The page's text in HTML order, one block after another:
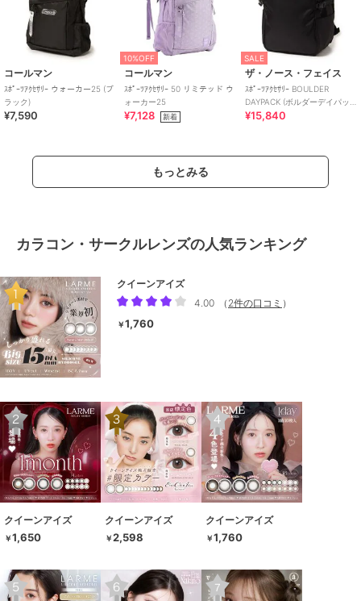
コールマン
ｽﾎﾟｰﾂｱｸｾｻﾘｰ ウォーカー25 (ブ
ラック)
¥7,590
10%OFF
コールマン
ｽﾎﾟｰﾂｱｸｾｻﾘｰ 50 リミテッド ウ
ォーカー25
¥7,128 新着
SALE
ザ・ノース・フェイス
ｽﾎﾟｰﾂｱｸｾｻﾘｰ BOULDER
DAYPACK (ボルダーデイパッ
ク)
¥15,840
もっとみる
カラコン・サークルレンズの人気ランキング
クイーンアイズ
4.00
（ 2件の口コミ ）
￥1,760
クイーンアイズ
￥1,650
クイーンアイズ
￥2,598
クイーンアイズ
￥1,760